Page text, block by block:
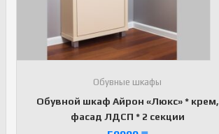
Обувные шкафы
Обувной шкаф Айрон «Люкс» * крем,
фасад ЛДСП * 2 секции